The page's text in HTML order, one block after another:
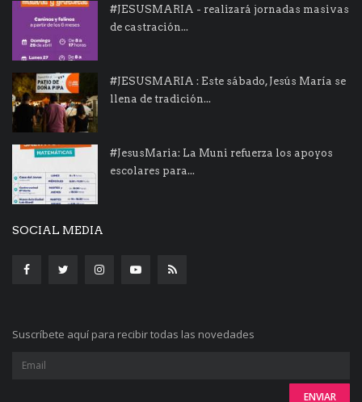
#JESUSMARIA - realizará jornadas masivas
de castración...
#JESUSMARIA : Este sábado, Jesús María se
llena de tradición...
#JesusMaria: La Muni refuerza los apoyos
escolares para...
SOCIAL MEDIA
Suscríbete aquí para recibir todas las novedades